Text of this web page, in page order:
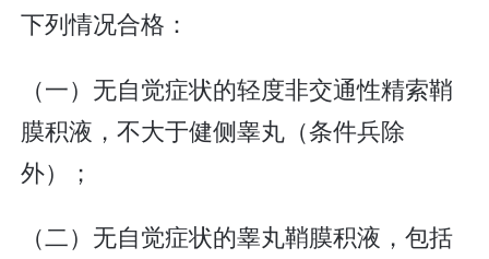
下列情况合格：
（一）无自觉症状的轻度非交通性精索鞘
膜积液，不大于健侧睾丸（条件兵除
外）；
（二）无自觉症状的睾丸鞘膜积液，包括